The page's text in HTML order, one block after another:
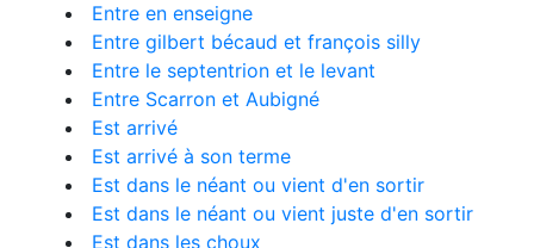
Entre en enseigne
Entre gilbert bécaud et françois silly
Entre le septentrion et le levant
Entre Scarron et Aubigné
Est arrivé
Est arrivé à son terme
Est dans le néant ou vient d'en sortir
Est dans le néant ou vient juste d'en sortir
Est dans les choux